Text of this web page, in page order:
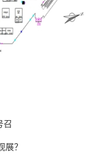
召
展？